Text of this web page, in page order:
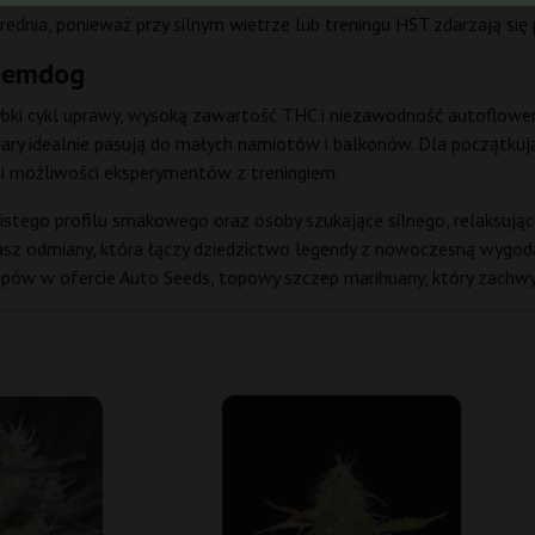
ponieważ przy silnym wietrze lub treningu HST zdarzają się
cykl uprawy, wysoką zawartość THC i niezawodność
idealnie pasują do małych namiotów i balkonów. Dla
eksperymentów z treningiem.
profilu smakowego oraz osoby szukające silnego,
odmiany, która łączy dziedzictwo legendy z nowoczesną
w ofercie Auto Seeds, topowy szczep marihuany, który